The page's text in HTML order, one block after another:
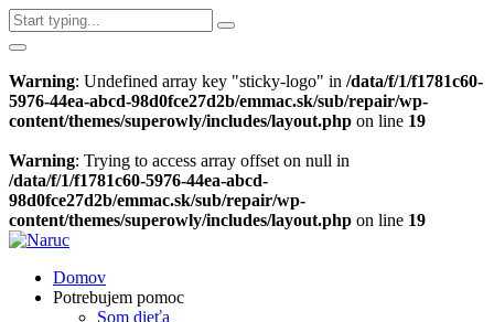
Warning: Undefined array key "sticky-logo" in /data/f/1/f1781c60-
5976-44ea-abcd-98d0fce27d2b/emmac.sk/sub/repair/wp-
content/themes/superowly/includes/layout.php on line 19
Warning: Trying to access array offset on null in
/data/f/1/f1781c60-5976-44ea-abcd-
98d0fce27d2b/emmac.sk/sub/repair/wp-
content/themes/superowly/includes/layout.php on line 19
Domov
Potrebujem pomoc
Som dieťa